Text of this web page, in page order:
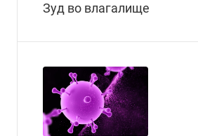
Зуд во влагалище